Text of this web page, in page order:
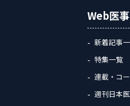
Web医
新着記事
特集一覧
連載・コ
週刊日本